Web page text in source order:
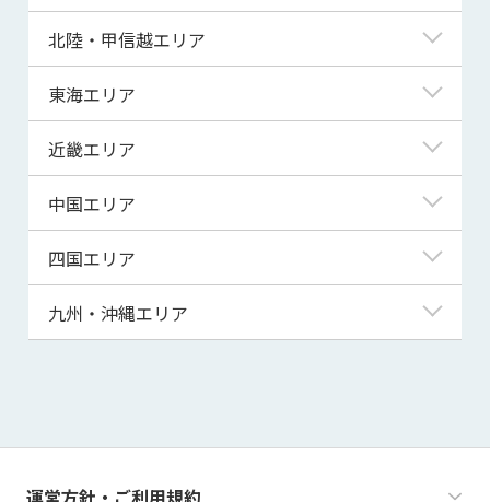
青森県
宮城県
秋田県
山形県
東京都
神奈川県
埼玉県
千葉県
茨城県
群馬県
北陸・甲信越エリア
新潟県
富山県
福井県
山梨県
長野県
東海エリア
岐阜県
静岡県
三重県
近畿エリア
滋賀県
京都府
大阪府
兵庫県
和歌山県
中国エリア
鳥取県
島根県
山口県
四国エリア
徳島県
高知県
九州・沖縄エリア
運営方針・ご利用規約